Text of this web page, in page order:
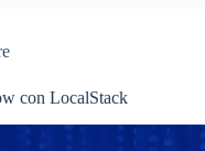
con LocalStack